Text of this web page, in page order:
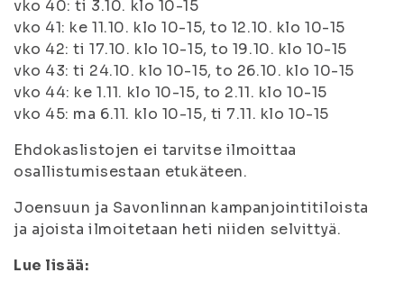
vko 40: ti 3.10. klo 10-15
vko 41: ke 11.10. klo 10-15, to 12.10. klo 10-15
vko 42: ti 17.10. klo 10-15, to 19.10. klo 10-15
vko 43: ti 24.10. klo 10-15, to 26.10. klo 10-15
vko 44: ke 1.11. klo 10-15, to 2.11. klo 10-15
vko 45: ma 6.11. klo 10-15, ti 7.11. klo 10-15
Ehdokaslistojen ei tarvitse ilmoittaa
osallistumisestaan etukäteen.
Joensuun ja Savonlinnan kampanjointitiloista
ja ajoista ilmoitetaan heti niiden selvittyä.
Lue lisää: